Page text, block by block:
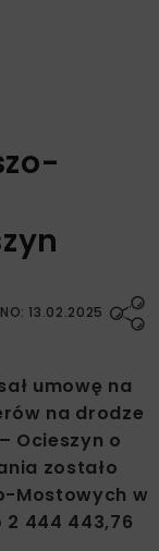
13.02.2025
umowę na
na drodze
Ocieszyn o
zostało
Mostowych w
444 443,76